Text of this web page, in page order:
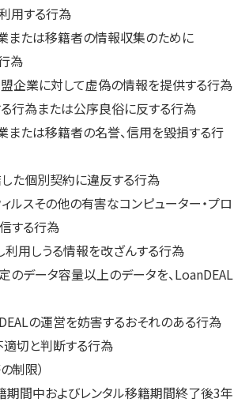
用する行為
業または移籍者の情報収集のために
為
盟企業に対して虚偽の情報を提供する行為
る行為または公序良俗に反する行為
業または移籍者の名誉、信用を毀損する行
した個別契約に違反する行為
ィルスその他の有害なコンピューター・プロ
する行為
利用しうる情報を改ざんする行為
定のデータ容量以上のデータを、LoanDEAL
の運営を妨害するおそれのある行為
適切と判断する行為
制限）
期間中およびレンタル移籍期間終了後3年